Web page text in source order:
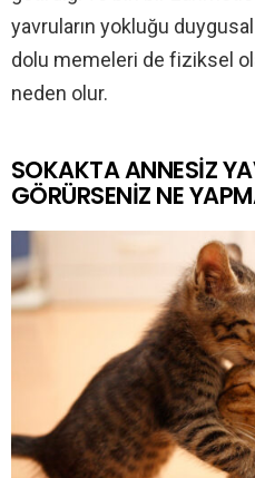
yavruların yokluğu
dolu memeleri de fiziksel
neden olur.
SOKAKTA ANNESİZ
GÖRÜRSENİZ NE